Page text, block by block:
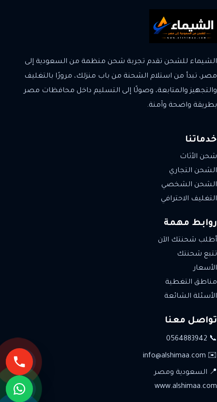
الشيماء للشحن تقدم تجربة شحن منظمة من السعودية إلى
مصر، تبدأ من استلام الشحنة من باب منزلك، مرورًا بالتغليف
والتجهيز والمتابعة، وصولًا إلى التسليم داخل محافظات مصر
بطريقة واضحة وآمنة.
خدماتنا
شحن الأثاث
الشحن التجاري
الشحن الشخصي
التغليف الاحترافي
روابط مهمة
أطلب شحنتك الآن
تتبع شحنتك
الأسعار
مناطق التغطية
الأسئلة الشائعة
تواصل معنا
📞 0564883942
✉️ info@alshimaa.com
📍 السعودية ومصر
www.alshimaa.com